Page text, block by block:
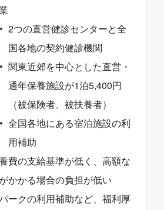
2つの直営健診センターと全
国各地の契約健診機関
関東近郊を中心とした直営・
通年保養施設が1泊5,400円
（被保険者、被扶養者）
全国各地にある宿泊施設の利
用補助
費の支給基準が低く、高額な
かかる場合の負担が低い
ークの利用補助など、福利厚